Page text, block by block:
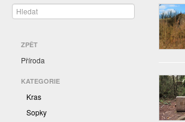
ZPĚT
Příroda
KATEGORIE
Kras
Sopky